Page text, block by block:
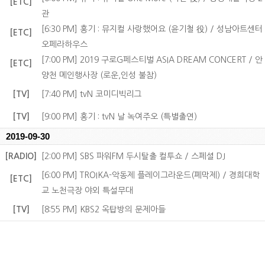
[ETC]
관
[ETC]
[6:30 PM] 홍기 : 뮤지컬 사랑했어요 (윤기철 役) / 성남아트센터
오페라하우스
[ETC]
[7:00 PM] 2019 구로G페스티벌 ASIA DREAM CONCERT / 안
양천 메인행사장 (로운,인성 불참)
[TV] [7:40 PM] tvN 코미디빅리그
[TV] [9:00 PM] 홍기 : tvN 날 녹여주오 (특별출연)
2019-09-30
[RADIO] [2:00 PM] SBS 파워FM 두시탈출 컬투쇼 / 스페셜 DJ
[ETC]
[6:00 PM] TROIKA-악동제 플레이그라운드(폐막제) / 경희대학
교 노천극장 야외 특설무대
[TV] [8:55 PM] KBS2 옥탑방의 문제아들